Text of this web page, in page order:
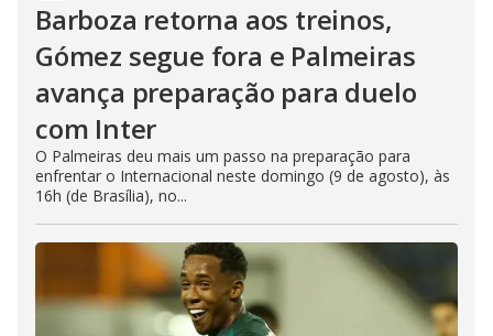
Barboza retorna aos treinos,
Gómez segue fora e Palmeiras
avança preparação para duelo
com Inter
O Palmeiras deu mais um passo na preparação para
enfrentar o Internacional neste domingo (9 de agosto), às
16h (de Brasília), no...